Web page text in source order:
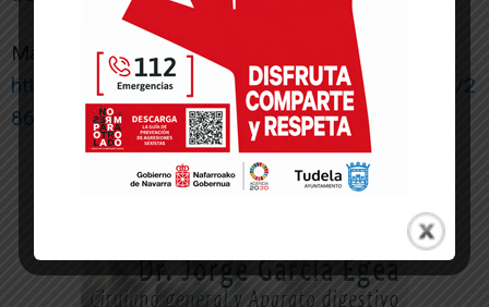
Matrícula:
https://extension.uned.es/inscripcion/idactividad/2
8618
-- Publicidad --